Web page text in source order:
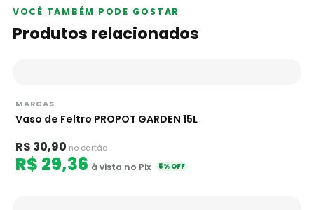
VOCÊ TAMBÉM PODE GOSTAR
Produtos relacionados
MARCAS
Vaso de Feltro PROPOT GARDEN 15L
R$ 30,90 no cartão
R$ 29,36 à vista no Pix 5% OFF